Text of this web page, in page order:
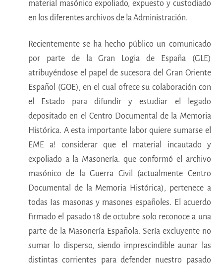
material masónico expoliado, expuesto y custodiado
en los diferentes archivos de la Administración.
Recientemente se ha hecho público un comunicado
por parte de la Gran Logia de España (GLE)
atribuyéndose el papel de sucesora del Gran Oriente
Español (GOE), en el cual ofrece su colaboración con
el Estado para difundir y estudiar el legado
depositado en el Centro Documental de la Memoria
Histórica. A esta importante labor quiere sumarse el
EME a! considerar que el material incautado y
expoliado a la Masonería. que conformó el archivo
masónico de la Guerra Civil (actualmente Centro
Documental de la Memoria Histórica), pertenece a
todas Ias masonas y masones españoles. El acuerdo
firmado el pasado 18 de octubre solo reconoce a una
parte de la Masonería Española. Sería excluyente no
sumar lo disperso, siendo imprescindible aunar las
distintas corrientes para defender nuestro pasado